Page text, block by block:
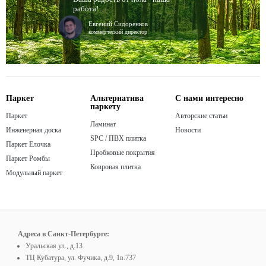
работа!
Евгений Сидоренков
коммерческий директор
Паркет
Паркет
Инженерная доска
Паркет Елочка
Паркет Ромбы
Модульный паркет
Альтернатива
паркету
Ламинат
SPC / ПВХ плитка
Пробковые покрытия
Ковровая плитка
С нами интересно
Авторские статьи
Новости
Адреса в Санкт-Петербурге:
Уральская ул., д.13
ТЦ Кубатура, ул. Фучика, д.9, 1в.737